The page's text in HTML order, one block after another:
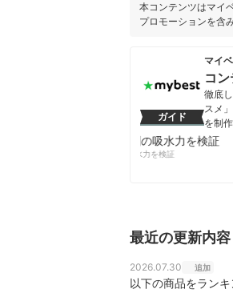
本コンテンツはマイ
プロモーションを含
ガイド
マイ
コ
徹底
スメ
を制作
コ
柔軟剤の吸水力を検証
最近の更新内容
2026.07.30 追加
以下の商品をランキ